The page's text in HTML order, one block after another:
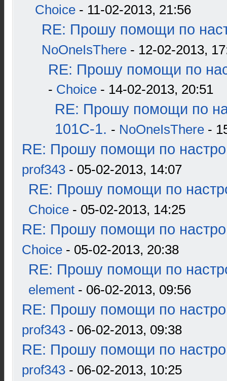
Choice - 11-02-2013, 21:56
RE: Прошу помощи по
NoOneIsThere - 12-02-2013,
RE: Прошу помощи по
- Choice - 14-02-2013, 20:51
RE: Прошу помощи по
101С-1. - NoOneIsThere -
RE: Прошу помощи по
prof343 - 05-02-2013, 14:07
RE: Прошу помощи по
Choice - 05-02-2013, 14:25
RE: Прошу помощи по
Choice - 05-02-2013, 20:38
RE: Прошу помощи по
element - 06-02-2013, 09:56
RE: Прошу помощи по
prof343 - 06-02-2013, 09:38
RE: Прошу помощи по
prof343 - 06-02-2013, 10:25